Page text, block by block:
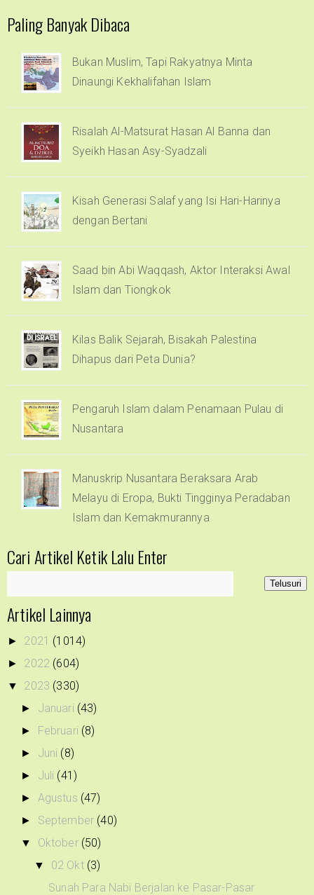
Paling Banyak Dibaca
Bukan Muslim, Tapi Rakyatnya Minta
Dinaungi Kekhalifahan Islam
Risalah Al-Matsurat Hasan Al Banna dan
Syeikh Hasan Asy-Syadzali
Kisah Generasi Salaf yang Isi Hari-Harinya
dengan Bertani
Saad bin Abi Waqqash, Aktor Interaksi Awal
Islam dan Tiongkok
Kilas Balik Sejarah, Bisakah Palestina
Dihapus dari Peta Dunia?
Pengaruh Islam dalam Penamaan Pulau di
Nusantara
Manuskrip Nusantara Beraksara Arab
Melayu di Eropa, Bukti Tingginya Peradaban
Islam dan Kemakmurannya
Cari Artikel Ketik Lalu Enter
Artikel Lainnya
► 2021 (1014)
► 2022 (604)
▼ 2023 (330)
► Januari (43)
► Februari (8)
► Juni (8)
► Juli (41)
► Agustus (47)
► September (40)
▼ Oktober (50)
▼ 02 Okt (3)
Sunah Para Nabi Berjalan ke Pasar-Pasar